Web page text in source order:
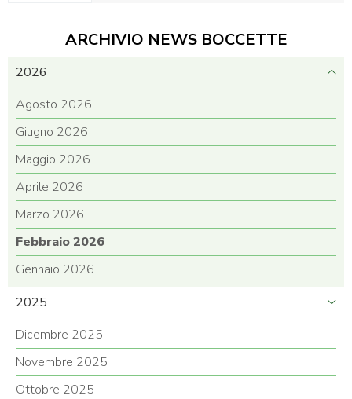
ARCHIVIO NEWS BOCCETTE
2026
Agosto 2026
Giugno 2026
Maggio 2026
Aprile 2026
Marzo 2026
Febbraio 2026
Gennaio 2026
2025
Dicembre 2025
Novembre 2025
Ottobre 2025